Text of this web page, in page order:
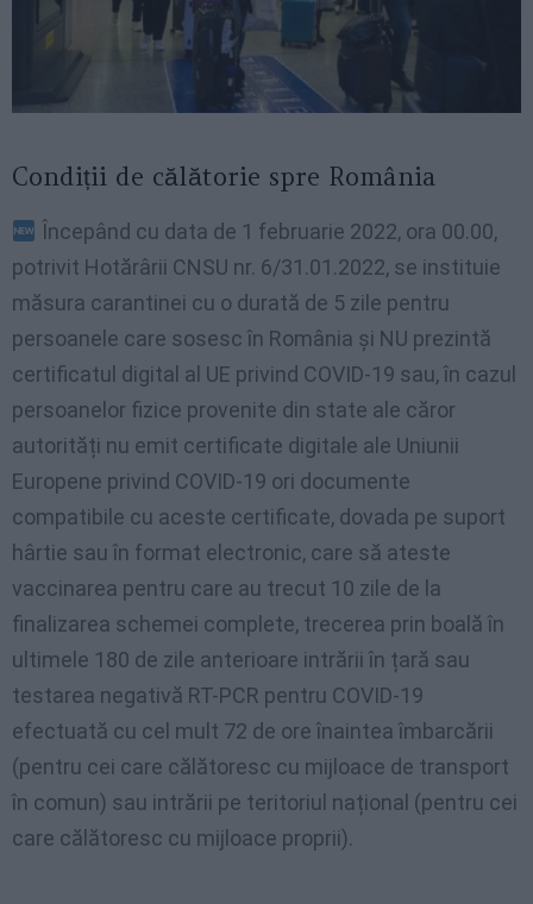
Condiții de călătorie spre România
Începând cu data de 1 februarie 2022, ora 00.00,
potrivit Hotărârii CNSU nr. 6/31.01.2022, se instituie
măsura carantinei cu o durată de 5 zile pentru
persoanele care sosesc în România și NU prezintă
certificatul digital al UE privind COVID-19 sau, în cazul
persoanelor fizice provenite din state ale căror
autorități nu emit certificate digitale ale Uniunii
Europene privind COVID-19 ori documente
compatibile cu aceste certificate, dovada pe suport
hârtie sau în format electronic, care să ateste
vaccinarea pentru care au trecut 10 zile de la
finalizarea schemei complete, trecerea prin boală în
ultimele 180 de zile anterioare intrării în țară sau
testarea negativă RT-PCR pentru COVID-19
efectuată cu cel mult 72 de ore înaintea îmbarcării
(pentru cei care călătoresc cu mijloace de transport
în comun) sau intrării pe teritoriul național (pentru cei
care călătoresc cu mijloace proprii).